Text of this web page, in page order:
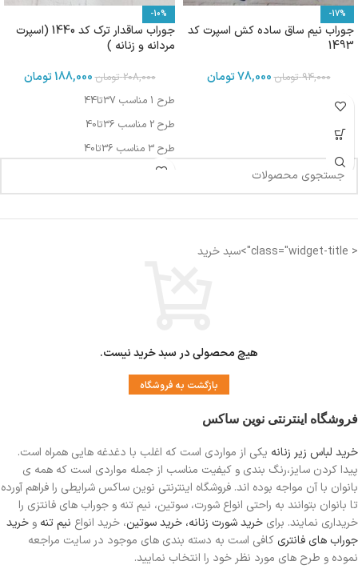
-17%
جوراب نیم ساق ساده کش اسپرت کد
1493
94,000 تومان78,000تومان
-10%
جوراب ساقدار ترک کد 1440 (اسپرت
مردانه و زنانه )
208,000 تومان188,000تومان
طرح 1 مناسب 37تا44
طرح 2 مناسب 36تا40
طرح 3 مناسب 36تا40
طرح 5مناسب 37تا44
طرح 6 مناسب 37تا44
< class="widget-title">سبد خرید
هیچ محصولی در سبد خرید نیست.
بازگشت به فروشگاه
فروشگاه اینترنتی نوین ساکس
خرید لباس زیر زنانه یکی از مواردی است که اغلب با دغدغه هایی همراه است.
پیدا کردن سایز،رنگ بندی و کیفیت مناسب از جمله مواردی است که همه ی
بانوان با آن مواجه بوده اند. فروشگاه اینترنتی نوین ساکس شرایطی را فراهم آورده
تا بانوان بتوانند به راحتی انواع شورت، سوتین، نیم تنه و جوراب های فانتزی را
خریداری نمایند. برای خرید شورت زنانه، خرید سوتین، خرید انواع نیم تنه و خرید
جوراب های فانتری کافی است به دسته بندی های موجود در سایت مراجعه
نموده و طرح های مورد نظر خود را انتخاب نمایید.